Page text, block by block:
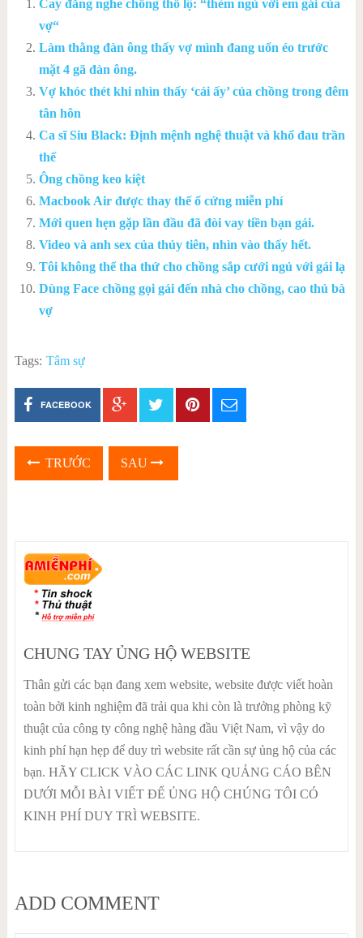
Cay đắng nghe chồng thổ lộ: “thèm ngủ với em gái của
vợ“
Làm thằng đàn ông thấy vợ mình đang uốn éo trước
mặt 4 gã đàn ông.
Vợ khóc thét khi nhìn thấy ‘cái ấy’ của chồng trong đêm
tân hôn
Ca sĩ Siu Black: Định mệnh nghệ thuật và khổ đau trần
thế
Ông chồng keo kiệt
Macbook Air được thay thế ổ cứng miễn phí
Mới quen hẹn gặp lần đầu đã đòi vay tiền bạn gái.
Video và anh sex của thủy tiên, nhìn vào thấy hết.
Tôi không thể tha thứ cho chồng sắp cưới ngủ với gái lạ
Dùng Face chồng gọi gái đến nhà cho chồng, cao thủ bà
vợ
Tags: Tâm sự
FACEBOOK
TRƯỚC SAU
CHUNG TAY ỦNG HỘ WEBSITE
Thân gửi các bạn đang xem website, website được viết hoàn
toàn bởi kinh nghiệm đã trải qua khi còn là trưởng phòng kỹ
thuật của công ty công nghệ hàng đầu Việt Nam, vì vậy do
kinh phí hạn hẹp để duy trì website rất cần sự ủng hộ của các
bạn. HÃY CLICK VÀO CÁC LINK QUẢNG CÁO BÊN
DƯỚI MỖI BÀI VIẾT ĐỂ ỦNG HỘ CHÚNG TÔI CÓ
KINH PHÍ DUY TRÌ WEBSITE.
ADD COMMENT